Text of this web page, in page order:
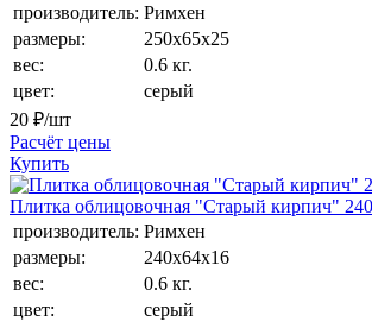
производитель: Римхен
размеры:
250х65х25
вес:
0.6 кг.
цвет:
серый
20 ₽/шт
Расчёт цены
Купить
Плитка облицовочная "Старый кирпич"
производитель: Римхен
размеры:
240х64x16
вес:
0.6 кг.
цвет:
серый